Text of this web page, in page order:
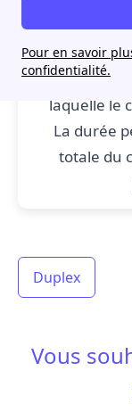
Pour en savoir
confidentialité.
Durée
laquelle le
La durée
totale du
Duplex
Vous